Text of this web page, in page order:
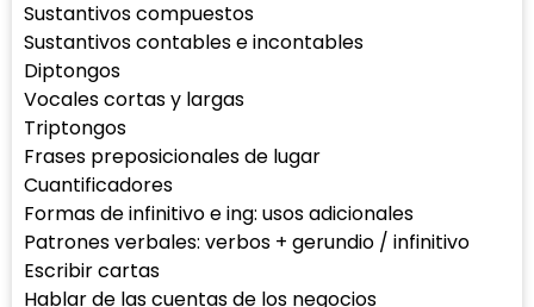
Sustantivos compuestos
Sustantivos contables e incontables
Diptongos
Vocales cortas y largas
Triptongos
Frases preposicionales de lugar
Cuantificadores
Formas de infinitivo e ing: usos adicionales
Patrones verbales: verbos + gerundio / infinitivo
Escribir cartas
Hablar de las cuentas de los negocios